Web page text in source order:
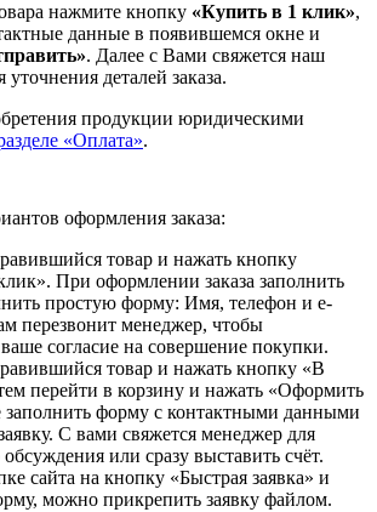
нажмите кнопку «Купить в 1 клик»,
данные в появившемся окне и
. Далее с Вами свяжется наш
деталей заказа.
продукции юридическими
«Оплата».
оформления заказа:
товар и нажать кнопку
При оформлении заказа заполнить
простую форму: Имя, телефон и e-
перезвонит менеджер, чтобы
согласие на совершение покупки.
товар и нажать кнопку «В
перейти в корзину и нажать «Оформить
заполнить форму с контактными данными
С вами свяжется менеджер для
или сразу выставить счёт.
сайта на кнопку «Быстрая заявка» и
можно прикрепить заявку файлом.